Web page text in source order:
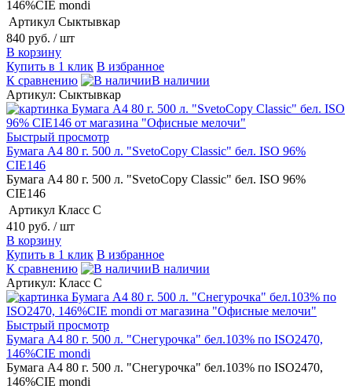
146%CIE mondi
Артикул Сыктывкар
840 руб. / шт
В корзину
Купить в 1 клик В избранное
К сравнению
В наличии
Артикул: Сыктывкар
Быстрый просмотр
Бумага А4 80 г. 500 л. "SvetoCopy Classic" бел. ISO 96%
CIE146
Бумага А4 80 г. 500 л. "SvetoCopy Classic" бел. ISO 96%
CIE146
Артикул Класс С
410 руб. / шт
В корзину
Купить в 1 клик В избранное
К сравнению
В наличии
Артикул: Класс С
Быстрый просмотр
Бумага А4 80 г. 500 л. "Снегурочка" бел.103% по ISO2470,
146%CIE mondi
Бумага А4 80 г. 500 л. "Снегурочка" бел.103% по ISO2470,
146%CIE mondi